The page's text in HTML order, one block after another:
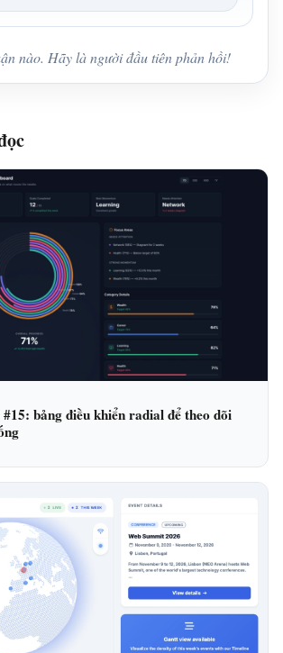
nào. Hãy là người đầu tiên phản hồi!
bảng điều khiển radial để theo dõi